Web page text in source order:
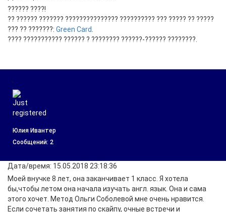
?????? ????!
?? ?????? ??????? ??????????????? ?????????? ??? ????? ?? ?????
??? ?? ???????: Green Card
???? ??????????? ?????? ? ???????? ??????-?????? ????????.
Юлия Ивантер
Cообщений: 2
Дата/время: 15.05.2018 23:18:36
Моей внучке 8 лет, она заканчивает 1 класс. Я хотела
бы,чтобы летом она начала изучать англ. язык. Она и сама
этого хочет. Метод Ольги Соболевой мне очень нравится.
Если сочетать занятия по скайпу, очные встречи и